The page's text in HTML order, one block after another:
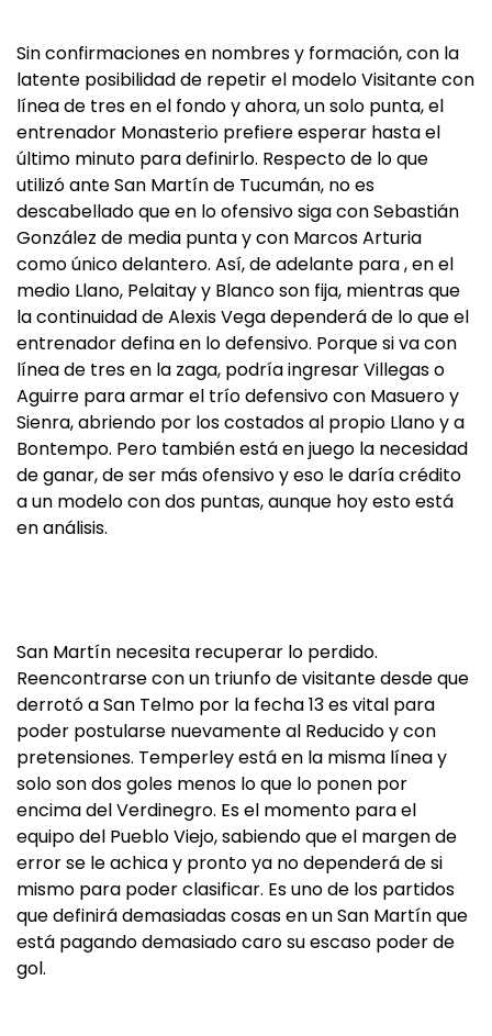
Sin confirmaciones en nombres y formación, con la
latente posibilidad de repetir el modelo Visitante con
línea de tres en el fondo y ahora, un solo punta, el
entrenador Monasterio prefiere esperar hasta el
último minuto para definirlo. Respecto de lo que
utilizó ante San Martín de Tucumán, no es
descabellado que en lo ofensivo siga con Sebastián
González de media punta y con Marcos Arturia
como único delantero. Así, de adelante para , en el
medio Llano, Pelaitay y Blanco son fija, mientras que
la continuidad de Alexis Vega dependerá de lo que el
entrenador defina en lo defensivo. Porque si va con
línea de tres en la zaga, podría ingresar Villegas o
Aguirre para armar el trío defensivo con Masuero y
Sienra, abriendo por los costados al propio Llano y a
Bontempo. Pero también está en juego la necesidad
de ganar, de ser más ofensivo y eso le daría crédito
a un modelo con dos puntas, aunque hoy esto está
en análisis.
San Martín necesita recuperar lo perdido.
Reencontrarse con un triunfo de visitante desde que
derrotó a San Telmo por la fecha 13 es vital para
poder postularse nuevamente al Reducido y con
pretensiones. Temperley está en la misma línea y
solo son dos goles menos lo que lo ponen por
encima del Verdinegro. Es el momento para el
equipo del Pueblo Viejo, sabiendo que el margen de
error se le achica y pronto ya no dependerá de si
mismo para poder clasificar. Es uno de los partidos
que definirá demasiadas cosas en un San Martín que
está pagando demasiado caro su escaso poder de
gol.